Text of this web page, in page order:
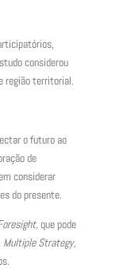
considerou
região territorial.
o futuro ao
de
considerar
do presente.
que pode
Multiple Strategy,